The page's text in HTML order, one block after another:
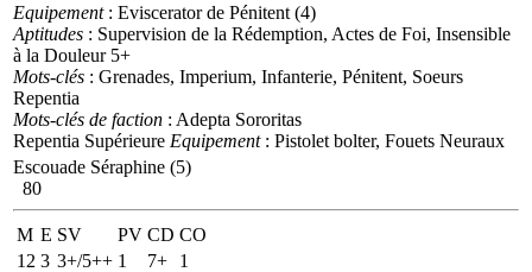
Equipement: Eviscerator de Pénitent (4)
Aptitudes : Supervision de la Rédemption, Actes de Foi, Insensible
à la Douleur 5+
Mots-clés : Grenades, Imperium, Infanterie, Pénitent, Soeurs
Repentia
Mots-clés de faction : Adepta Sororitas
Repentia Supérieure Equipement: Pistolet bolter, Fouets Neuraux
Escouade Séraphine (5)
80
M E SV PV CD CO
12 3 3+/5++ 1 7+
1